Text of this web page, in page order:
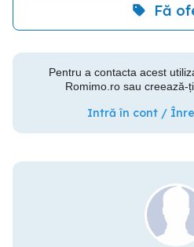
Fă
Pentru a contacta acest
Romimo.ro sau creează-
Intră în cont /